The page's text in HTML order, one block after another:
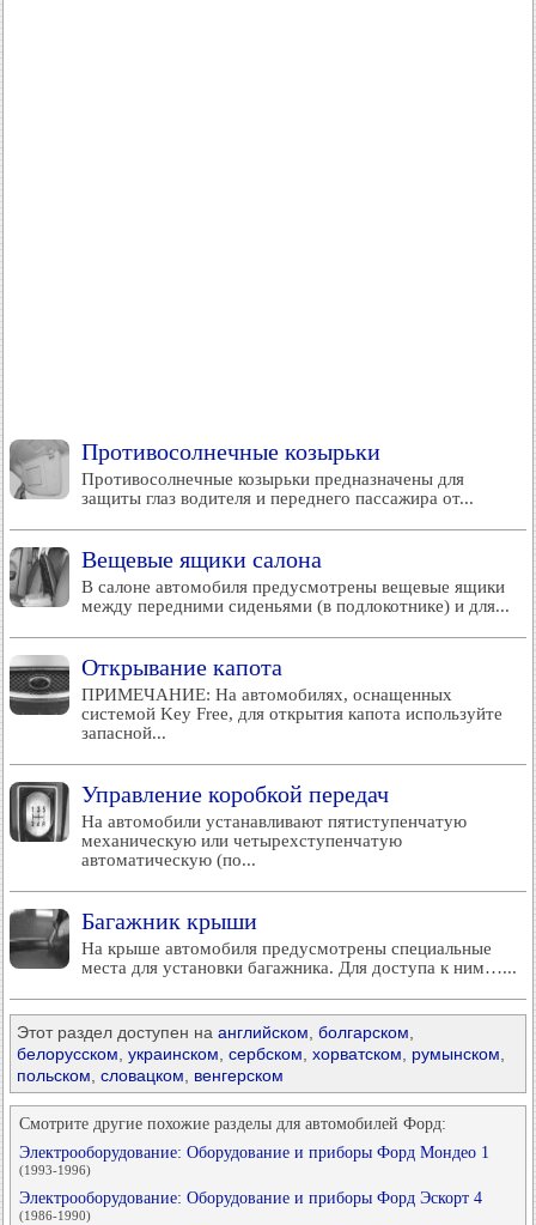
Противосолнечные козырьки
Противосолнечные козырьки предназначены для
защиты глаз водителя и переднего пассажира от...
Вещевые ящики салона
В салоне автомобиля предусмотрены вещевые ящики
между передними сиденьями (в подлокотнике) и для...
Открывание капота
ПРИМЕЧАНИЕ: На автомобилях, оснащенных
системой Key Free, для открытия капота используйте
запасной...
Управление коробкой передач
На автомобили устанавливают пятиступенчатую
механическую или четырехступенчатую
автоматическую (по...
Багажник крыши
На крыше автомобиля предусмотрены специальные
места для установки багажника. Для доступа к ним…...
Этот раздел доступен на английском болгарском
белорусском украинском сербском хорватском румынском
польском словацком венгерском
Смотрите другие похожие разделы для автомобилей Форд:
Электрооборудование: Оборудование и приборы Форд Мондео 1
(1993-1996)
Электрооборудование: Оборудование и приборы Форд Эскорт 4
(1986-1990)